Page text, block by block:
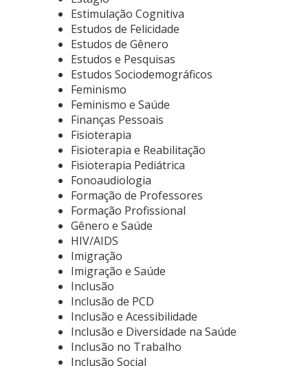
Estimulação Cognitiva
Estudos de Felicidade
Estudos de Gênero
Estudos e Pesquisas
Estudos Sociodemográficos
Feminismo
Feminismo e Saúde
Finanças Pessoais
Fisioterapia
Fisioterapia e Reabilitação
Fisioterapia Pediátrica
Fonoaudiologia
Formação de Professores
Formação Profissional
Gênero e Saúde
HIV/AIDS
Imigração
Imigração e Saúde
Inclusão
Inclusão de PCD
Inclusão e Acessibilidade
Inclusão e Diversidade na Saúde
Inclusão no Trabalho
Inclusão Social